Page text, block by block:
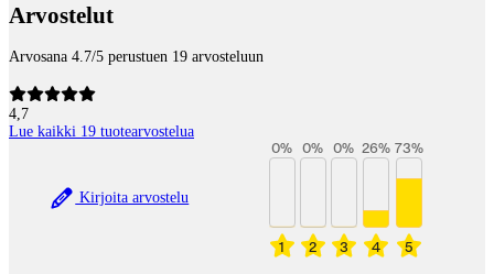
Arvostelut
Arvosana 4.7/5 perustuen 19 arvosteluun
4,7
Lue kaikki 19 tuotearvostelua
Kirjoita arvostelu
1
0%
2
0%
3
0%
4
26%
5
73%